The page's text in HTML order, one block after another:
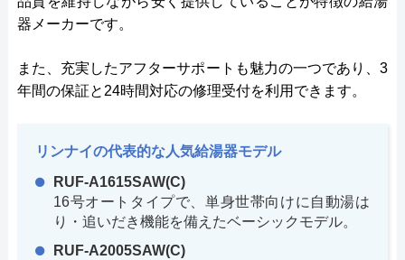
器メーカーです。
また、充実したアフターサポートも魅力の一つであり、3
年間の保証と24時間対応の修理受付を利用できます。
リンナイの代表的な人気給湯器モデル
RUF-A1615SAW(C)
16号オートタイプで、単身世帯向けに自動湯は
り・追いだき機能を備えたベーシックモデル。
RUF-A2005SAW(C)